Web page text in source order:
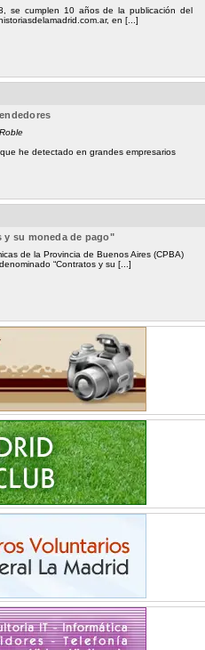
se cumplen 10 años de la publicación del
en [...]
he detectado en grandes empresarios
y su moneda de pago"
de la Provincia de Buenos Aires (CPBA)
“Contratos y su [...]